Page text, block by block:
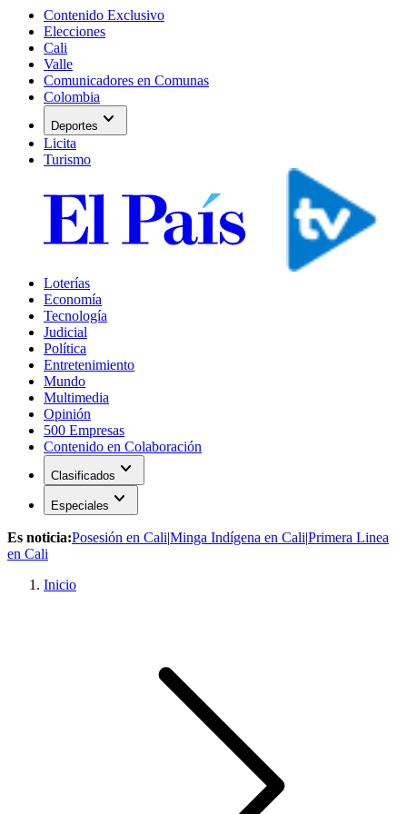
Contenido Exclusivo
Elecciones
Cali
Valle
Comunicadores en Comunas
Colombia
Deportes expand_more
Licita
Turismo
Loterías
Economía
Tecnología
Judicial
Política
Entretenimiento
Mundo
Multimedia
Opinión
500 Empresas
Contenido en Colaboración
Clasificados expand_more
Especiales expand_more
Es noticia:Posesión en Cali|Minga Indígena en Cali|Primera Linea
en Cali
Inicio